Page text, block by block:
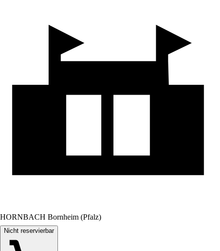
HORNBACH Bornheim (Pfalz)
Nicht reservierbar